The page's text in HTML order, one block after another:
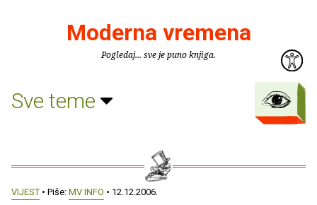
Moderna vremena
Pogledaj... sve je puno knjiga.
Sve teme
VIJEST • Piše: MV INFO • 12.12.2006.